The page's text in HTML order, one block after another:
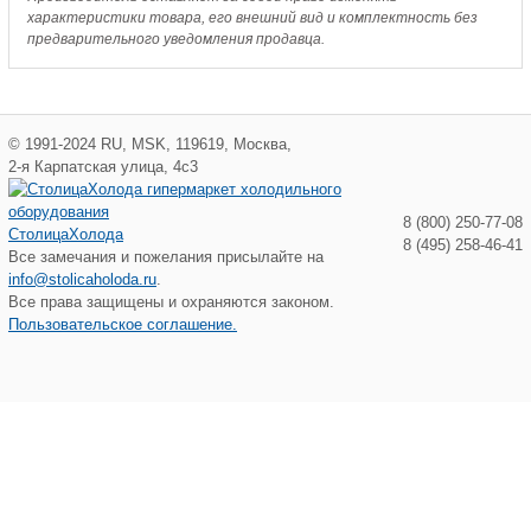
характеристики товара, его внешний вид и комплектность без
предварительного уведомления продавца.
© 1991-2024 RU MSK 119619 Москва
2-я Карпатская улица, 4с3
СтолицаХолода
Все замечания и пожелания присылайте на
info@stolicaholoda.ru
Все права защищены и охраняются законом.
Пользовательское соглашение.
8 (800) 250-77-08
8 (495) 258-46-41